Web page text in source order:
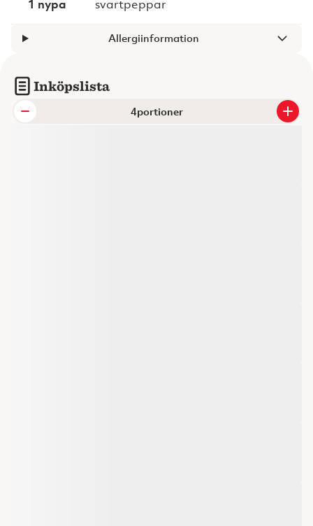
1 nypa svartpeppar
Allergiinformation
Inköpslista
portioner